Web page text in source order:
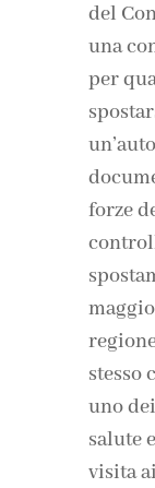
del
una
per
forze
stesso
uno
salute
visita